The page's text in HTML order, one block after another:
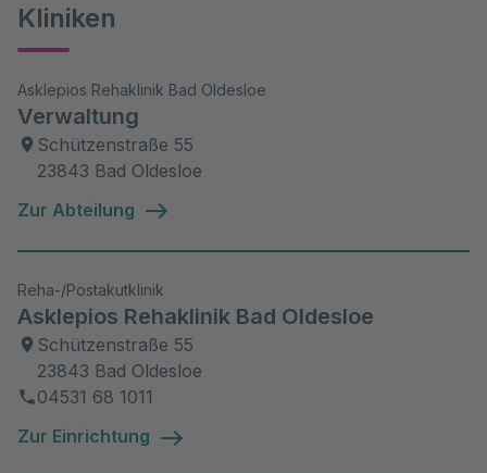
Kliniken
Asklepios Rehaklinik Bad Oldesloe
Verwaltung
Schützenstraße 55
23843 Bad Oldesloe
Zur Abteilung
Reha-/Postakutklinik
Asklepios Rehaklinik Bad Oldesloe
Schützenstraße 55
23843 Bad Oldesloe
04531 68 1011
Zur Einrichtung